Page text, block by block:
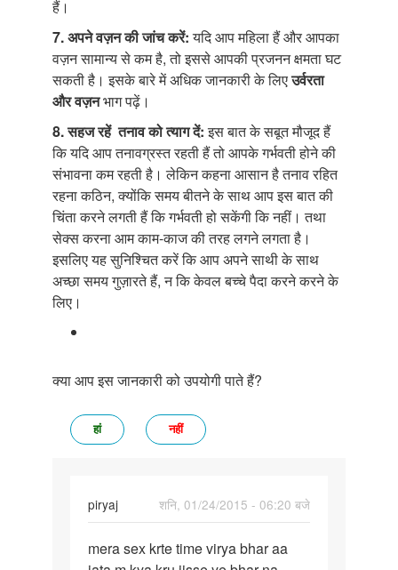
हैं।
7. अपने वज़न की जांच करें:यदि आप महिला हैं और आपका
वज़न सामान्य से कम है, तो इससे आपकी प्रजनन क्षमता घट
सकती है। इसके बारे में अधिक जानकारी के लिएउर्वरता
और वज़नभाग पढ़ें।
8. सहज रहें तनाव को त्याग दें:इस बात के सबूत मौजूद हैं
कि यदि आप तनावग्रस्त रहती हैं तो आपके गर्भवती होने की
संभावना कम रहती है। लेकिन कहना आसान है तनाव रहित
रहना कठिन, क्योंकि समय बीतने के साथ आप इस बात की
चिंता करने लगती हैं कि गर्भवती हो सकेंगी कि नहीं। तथा
सेक्स करना आम काम-काज की तरह लगने लगता है।
इसलिए यह सुनिश्चित करें कि आप अपने साथी के साथ
अच्छा समय गुज़ारते हैं, न कि केवल बच्चे पैदा करने करने के
लिए।
क्या आप इस जानकारी को उपयोगी पाते हैं?
हां नहीं
piryaj
शनि, 01/24/2015 - 06:20 बजे
mera
mera sex krte time virya bhar aa